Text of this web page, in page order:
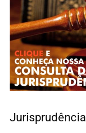
Jurisprudência